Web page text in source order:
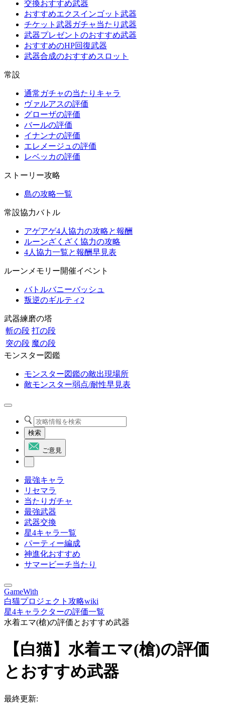
交換おすすめ武器
おすすめエクスインゴット武器
チケット武器ガチャ当たり武器
武器プレゼントのおすすめ武器
おすすめのHP回復武器
武器合成のおすすめスロット
常設
通常ガチャの当たりキャラ
ヴァルアスの評価
グローザの評価
バールの評価
イナンナの評価
エレメージュの評価
レベッカの評価
ストーリー攻略
島の攻略一覧
常設協力バトル
アゲアゲ4人協力の攻略と報酬
ルーンざくざく協力の攻略
4人協力一覧と報酬早見表
ルーンメモリー開催イベント
バトルバニーバッシュ
叛逆のギルティ2
武器練磨の塔
斬の段 打の段
突の段 魔の段
モンスター図鑑
モンスター図鑑の敵出現場所
敵モンスター弱点/耐性早見表
検索
ご意見
最強キャラ
リセマラ
当たりガチャ
最強武器
武器交換
星4キャラ一覧
パーティー編成
神進化おすすめ
サマービーチ当たり
GameWith
白猫プロジェクト攻略wiki
星4キャラクターの評価一覧
水着エマ(槍)の評価とおすすめ武器
【白猫】水着エマ(槍)の評価
とおすすめ武器
最終更新: